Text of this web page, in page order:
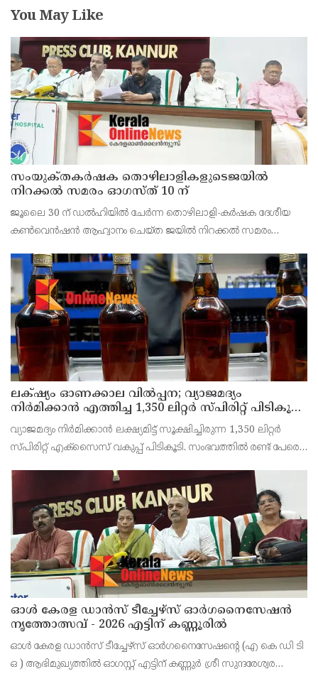
You May Like
സംയുക്‌തകർഷക തൊഴിലാളികളുടെജയിൽ
നിറക്കൽ സമരം ഓഗസ്ത് 10 ന്
ജൂലൈ 30 ന് ഡൽഹിയിൽ ചേർന്ന തൊഴിലാളി-കർഷക ദേശീയ
കൺവെൻഷൻ ആഹ്വാനം ചെയ്ത ജയിൽ നിറക്കൽ സമരം
തൊഴിലാളി സംഘടനകളുടെ സംയുക്ത ജില്ലാ സമിതി
തീരുമാനിച്ചു.ഇതിന്റെ ഭാഗമായ
ലക്‌ഷ്യം ഓണക്കാല വിൽപ്പന; വ്യാജമദ്യം
നിർമിക്കാൻ എത്തിച്ച 1,350 ലിറ്റർ സ്പിരിറ്റ് പിടികൂടി;
രണ്ട് പേർ അറസ്റ്റിൽ
വ്യാജമദ്യം നിർമിക്കാൻ ലക്ഷ്യമിട്ട് സൂക്ഷിച്ചിരുന്ന 1,350 ലിറ്റർ
സ്പിരിറ്റ് എക്സൈസ് വകുപ്പ് പിടികൂടി. സംഭവത്തിൽ രണ്ട് പേരെ
കോട്ടക്കുളങ്ങരയിലെ ഹോളോബ്രിക
ഓൾ കേരള ഡാൻസ് ടീച്ചേഴ്സ് ഓർഗനൈസേഷൻ
നൃത്തോത്സവ് - 2026 എട്ടിന് കണ്ണൂരിൽ
ഓൾ കേരള ഡാൻസ് ടീച്ചേഴ്സ് ഓർഗനൈസേഷൻ്റെ (എ കെ ഡി ടി
ഒ ) ആഭിമുഖ്യത്തിൽ ഓഗസ്റ്റ് എട്ടിന് കണ്ണുർ ശ്രീ സുന്ദരേശ്വര